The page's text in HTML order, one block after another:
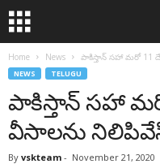
Home News పాకిస్తాన్ సహా మరో 11
NEWS TELUGU
పాకిస్తాన్ సహా
వీసాలను
By vskteam - November 21, 2020